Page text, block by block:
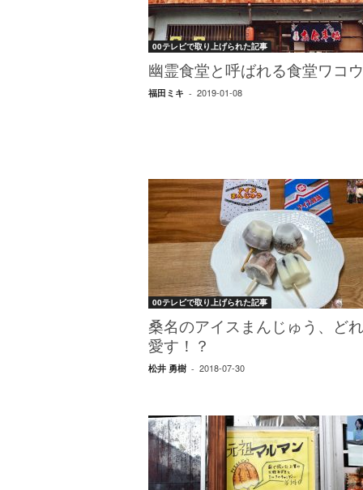
00テレビで取り上げられた記事
幽霊食堂と呼ばれる食堂ワコウ
福田ミキ - 2019-01-08
00テレビで取り上げられた記事
桑名のアイスまんじゅう、ど
愛す！？
松井 勇樹 - 2018-07-30